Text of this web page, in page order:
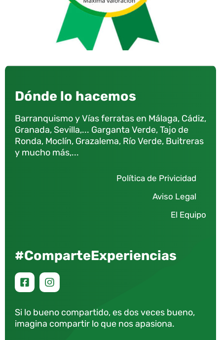
Dónde lo hacemos
Barranquismo y Vías ferratas en Málaga, Cádiz,
Granada, Sevilla,... Garganta Verde, Tajo de
Ronda, Moclín, Grazalema, Río Verde, Buitreras
y mucho más,...
Política de Privicidad
Aviso Legal
El Equipo
#ComparteExperiencias
Si lo bueno compartido, es dos veces bueno,
imagina compartir lo que nos apasiona.